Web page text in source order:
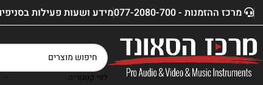
מרכז ההזמנות - 077-2080-700 מידע ושעות פעילות
לפי קטגוריה